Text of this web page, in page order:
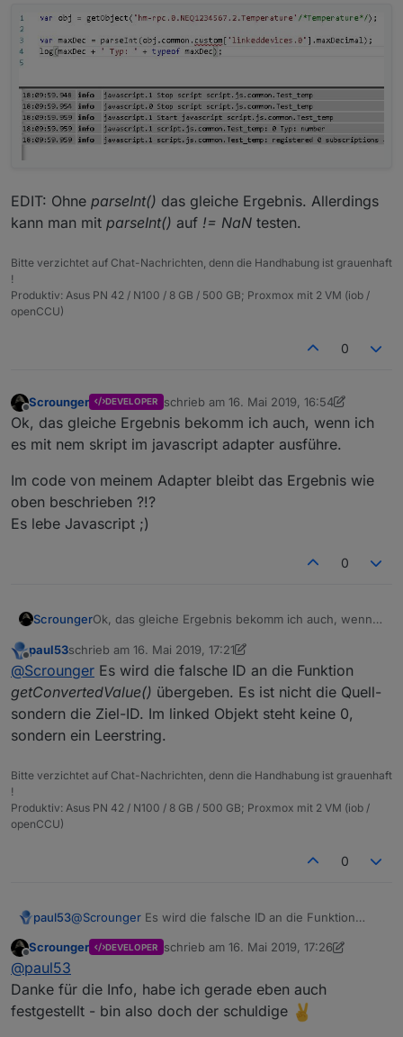
"state":
1636
"_id" : "virtualpowermeter.0.hue"
}
und die raw daten dazu - maxDecimal steht auf '0':
{
  "user": "system.user.admin",
  "ts": 1558020034830,
  "common": {
    "name": "hue",
    "desc": "Manually created",
    "unit": "%",
    "min": 0,
    "def": 0,
    "write": true,
        "name": "",
        "maxDecimal": 0,
        "conversion": "/15*2,4",
        "readOnlyConversion": ""
    }
  },
  "native": {},
  "acl": {
    "owner": "system.user.admin",
  },
  "type": "state"
EDIT: Ohne parseInt() das gleiche Ergebnis. Allerdings
kann man mit parseInt() auf != NaN testen.
Bitte verzichtet auf Chat-Nachrichten, denn die Handhabung ist grauenhaft
!
Produktiv: Asus PN 42 / N100 / 8 GB / 500 GB; Proxmox mit 2 VM (iob /
openCCU)
0
Offline
Scrounger DEVELOPER schrieb am 16. Mai 2019, 16:54
zuletzt editiert von Scrounger
Ok, das gleiche Ergebnis bekomm ich auch, wenn ich
es mit nem skript im javascript adapter ausführe.
Im code von meinem Adapter bleibt das Ergebnis wie
oben beschrieben ?!?
Es lebe Javascript ;)
0
ScroungerOk, das gleiche Ergebnis bekomm ich auch, wenn
Im code von meinem Adapter bleibt das Ergebnis
wie oben beschrieben ?!?
Es lebe Javascript ;)
Offline
paul53schrieb am 16. Mai 2019, 17:21
zuletzt editiert von paul53
@Scrounger Es wird die falsche ID an die Funktion
getConvertedValue() übergeben. Es ist nicht die Quell-
sondern die Ziel-ID. Im linked Objekt steht keine 0,
sondern ein Leerstring.
Bitte verzichtet auf Chat-Nachrichten, denn die Handhabung ist grauenhaft
!
Produktiv: Asus PN 42 / N100 / 8 GB / 500 GB; Proxmox mit 2 VM (iob /
openCCU)
0
paul53@Scrounger Es wird die falsche ID an die Funktion
sondern die Ziel-ID. Im linked Objekt steht keine 0,
Offline
Scrounger DEVELOPER schrieb am 16. Mai 2019, 17:26
zuletzt editiert von Scrounger
@paul53
Danke für die Info, habe ich gerade eben auch
festgestellt - bin also doch der schuldige